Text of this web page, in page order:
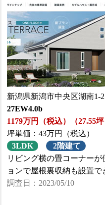
新潟県新潟市中央区湖南1-2
27EW4.0b
1179万円（税込）（27.55坪
坪単価：43万円（税込）
3LDK
2階建て
リビング横の畳コーナーが
ョンで屋根裏収納も設置で
調査日：2023/05/10